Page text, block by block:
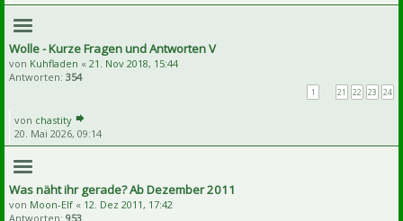
Wolle - Kurze Fragen und Antworten V
von Kuhfladen « 21. Nov 2018, 15:44
Antworten: 354
1 21 22 23 24
von chastity
20. Mai 2026, 09:14
Was näht ihr gerade? Ab Dezember 2011
von Moon-Elf « 12. Dez 2011, 17:42
Antworten: 953